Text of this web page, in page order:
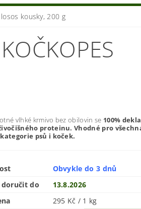
losos kousky, 200 g
vlhké krmivo bez obilovin se 100%
proteinu.Vhodné pro
psů i koček.
Obvykle do 3 dnů
doručit do
13.8.2026
295 Kč / 1 kg